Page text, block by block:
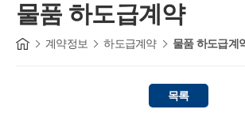
물품 하도급계약
계약정보 하도급계약 물품 하도급계
목록